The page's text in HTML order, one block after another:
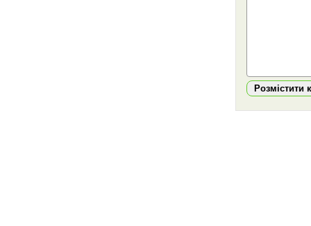
Розмістити